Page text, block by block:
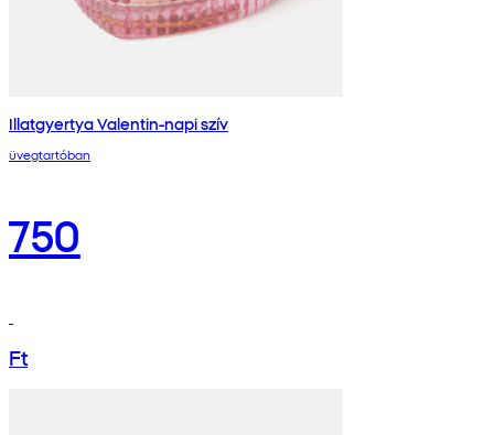
Illatgyertya Valentin-napi szív
üvegtartóban
750
Ft